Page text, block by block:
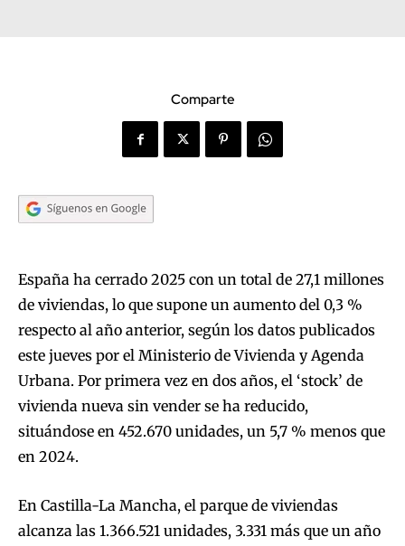
Comparte
España ha cerrado 2025 con un total de 27,1 millones
de viviendas, lo que supone un aumento del 0,3 %
respecto al año anterior, según los datos publicados
este jueves por el Ministerio de Vivienda y Agenda
Urbana. Por primera vez en dos años, el ‘stock’ de
vivienda nueva sin vender se ha reducido,
situándose en 452.670 unidades, un 5,7 % menos que
en 2024.
En Castilla-La Mancha, el parque de viviendas
alcanza las 1.366.521 unidades, 3.331 más que un año